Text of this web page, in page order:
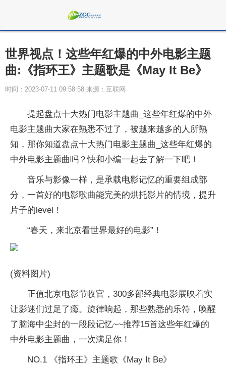
世界视点！这些年红爆的中外电影主题
曲:《指环王》主题歌是《May It Be》
时间：2023-07-11 09:58:58 来源：互联网
提起盘点十大热门电影主题曲_这些年红爆的中外
电影主题曲大家在熟悉不过了，被越来越多的人所熟
知，那你知道盘点十大热门电影主题曲_这些年红爆的
中外电影主题曲吗？快和小编一起去了解一下吧！
音乐与影像一样，是承载电影记忆的重要组成部
分，一首好的电影歌曲能完美的烘托影片的情境，提升
片子的level！
“春天，来北京看世界最好的电影”！
(资料图片)
正值北京电影节收官，300多部经典电影展映着实
让影迷们过足了瘾。旋律响起，那些熟悉的乐符，唤醒
了脑海中尘封的一段段记忆~~推荐15首这些年红爆的
中外电影主题曲，一次满足你！
NO.1 《指环王》主题歌《May It Be》